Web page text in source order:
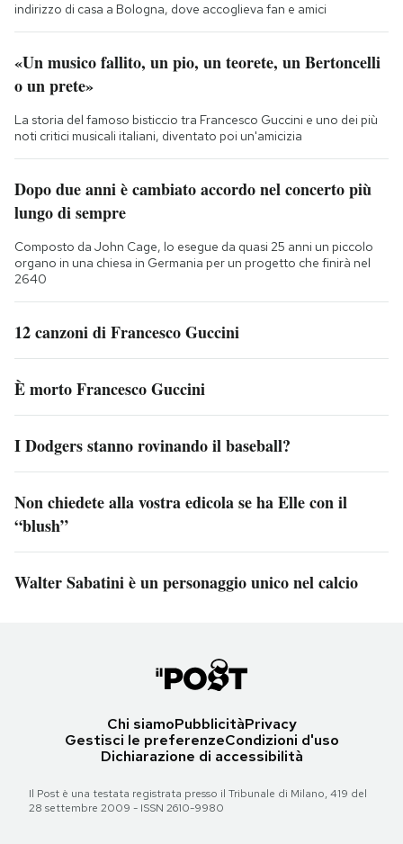
indirizzo di casa a Bologna, dove accoglieva fan e amici
«Un musico fallito, un pio, un teorete, un Bertoncelli
o un prete»
La storia del famoso bisticcio tra Francesco Guccini e uno dei più
noti critici musicali italiani, diventato poi un'amicizia
Dopo due anni è cambiato accordo nel concerto più
lungo di sempre
Composto da John Cage, lo esegue da quasi 25 anni un piccolo
organo in una chiesa in Germania per un progetto che finirà nel
2640
12 canzoni di Francesco Guccini
È morto Francesco Guccini
I Dodgers stanno rovinando il baseball?
Non chiedete alla vostra edicola se ha Elle con il
“blush”
Walter Sabatini è un personaggio unico nel calcio
Chi siamoPubblicitàPrivacy
Gestisci le preferenzeCondizioni d'uso
Dichiarazione di accessibilità
Il Post è una testata registrata presso il Tribunale di Milano, 419 del
28 settembre 2009 - ISSN 2610-9980